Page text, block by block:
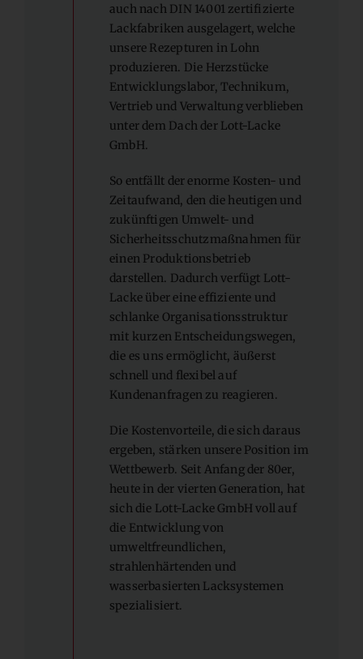
auch nach DIN 14001 zertifizierte
Lackfabriken ausgelagert, welche
unsere Rezepturen in Lohn
produzieren. Die Herzstücke
Entwicklungslabor, Technikum,
Vertrieb und Verwaltung verblieben
unter dem Dach der Lott-Lacke
GmbH.
So entfällt der enorme Kosten- und
Zeitaufwand, den die heutigen und
zukünftigen Umwelt- und
Sicherheitsschutzmaßnahmen für
einen Produktionsbetrieb
darstellen. Dadurch verfügt Lott-
Lacke über eine effiziente und
schlanke Organisationsstruktur
mit kurzen Entscheidungswegen,
die es uns ermöglicht, äußerst
schnell und flexibel auf
Kundenanfragen zu reagieren.
Die Kostenvorteile, die sich daraus
ergeben, stärken unsere Position im
Wettbewerb. Seit Anfang der 80er,
heute in der vierten Generation, hat
sich die Lott-Lacke GmbH voll auf
die Entwicklung von
umweltfreundlichen,
strahlenhärtenden und
wasserbasierten Lacksystemen
spezialisiert.